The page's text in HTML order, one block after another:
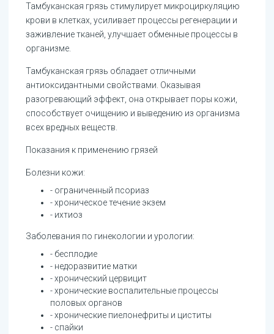
Тамбуканская грязь стимулирует микроциркуляцию
крови в клетках, усиливает процессы регенерации и
заживление тканей, улучшает обменные процессы в
организме.
Тамбуканская грязь обладает отличными
антиоксидантными свойствами. Оказывая
разогревающий эффект, она открывает поры кожи,
способствует очищению и выведению из организма
всех вредных веществ.
Показания к применению грязей
Болезни кожи:
- ограниченный псориаз
- хроническое течение экзем
- ихтиоз
Заболевания по гинекологии и урологии:
- бесплодие
- недоразвитие матки
- хронический цервицит
- хронические воспалительные процессы
половых органов
- хронические пиелонефриты и циститы
- спайки